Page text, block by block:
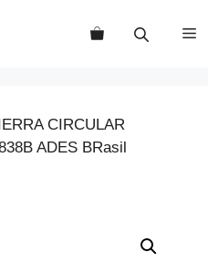
CIRCULAR
ADES BRasil